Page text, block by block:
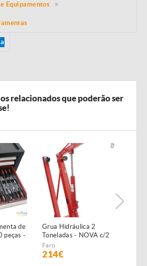
Equipamentos
relacionados que poderão ser
de
peças -
Grua Hidráulica 2
Toneladas - NOVA c/2
anos garantia
Faro
214€